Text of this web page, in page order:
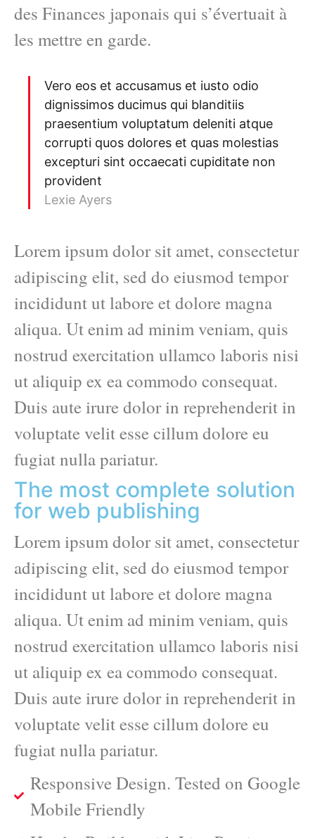
des Finances japonais qui s’évertuait à
les mettre en garde.
Vero eos et accusamus et iusto odio
dignissimos ducimus qui blanditiis
praesentium voluptatum deleniti atque
corrupti quos dolores et quas molestias
excepturi sint occaecati cupiditate non
provident
Lexie Ayers
Lorem ipsum dolor sit amet, consectetur
adipiscing elit, sed do eiusmod tempor
incididunt ut labore et dolore magna
aliqua. Ut enim ad minim veniam, quis
nostrud exercitation ullamco laboris nisi
ut aliquip ex ea commodo consequat.
Duis aute irure dolor in reprehenderit in
voluptate velit esse cillum dolore eu
fugiat nulla pariatur.
The most complete solution
for web publishing
Lorem ipsum dolor sit amet, consectetur
adipiscing elit, sed do eiusmod tempor
incididunt ut labore et dolore magna
aliqua. Ut enim ad minim veniam, quis
nostrud exercitation ullamco laboris nisi
ut aliquip ex ea commodo consequat.
Duis aute irure dolor in reprehenderit in
voluptate velit esse cillum dolore eu
fugiat nulla pariatur.
Responsive Design. Tested on Google
Mobile Friendly